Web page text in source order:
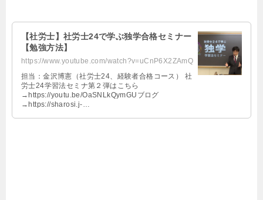
【社労士】社労士24で学ぶ独学合格セミナー
【勉強方法】
https://www.youtube.com/watch?v=uCnP6X2ZAmQ
担当：金沢博憲（社労士24、経験者合格コース） 社
労士24学習法セミナ第２弾はこちら
→https://youtu.be/OaSNLkQymGUブログ
→https://sharosi.j-